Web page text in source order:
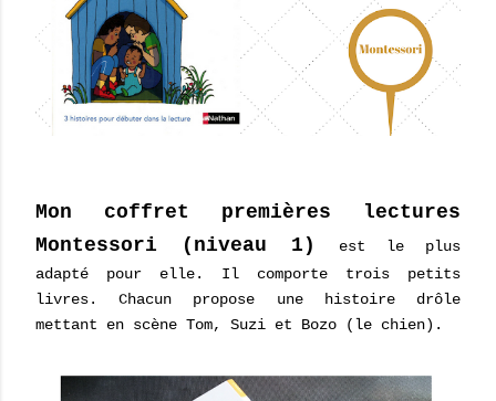
Mon coffret premières lectures
Montessori (niveau 1)
est le plus
adapté pour elle. Il comporte trois petits
livres. Chacun propose une histoire drôle
mettant en scène Tom, Suzi et Bozo (le chien).